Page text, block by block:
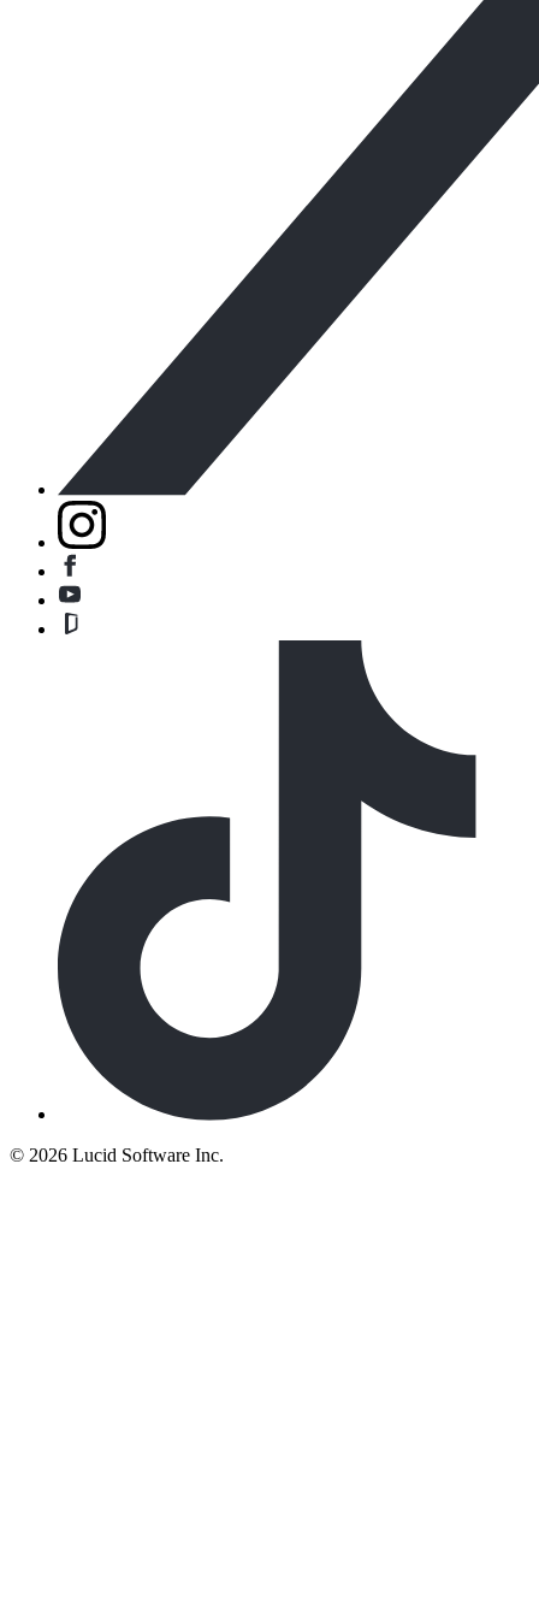
© 2026 Lucid Software Inc.